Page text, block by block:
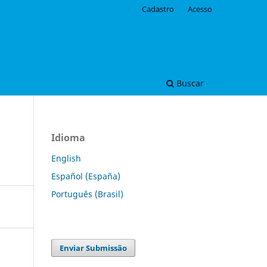
Buscar
Cadastro Acesso
Idioma
English
Español (España)
Português (Brasil)
Enviar Submissão